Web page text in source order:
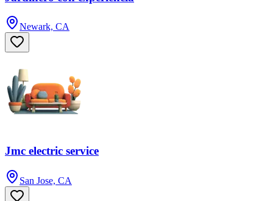
Newark, CA
Jmc electric service
San Jose, CA